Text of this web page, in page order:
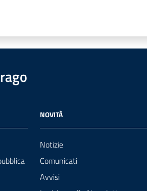
NOVITÀ
Notizie
Comunicati
Avvisi